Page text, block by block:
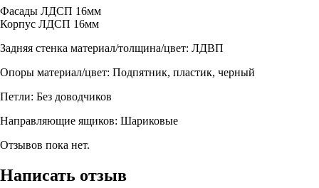
Фасады ЛДСП 16мм
Корпус ЛДСП 16мм
Задняя стенка материал/толщина/цвет: ЛДВП
Опоры материал/цвет: Подпятник, пластик, черный
Петли: Без доводчиков
Направляющие ящиков: Шариковые
Отзывов пока нет.
Написать отзыв